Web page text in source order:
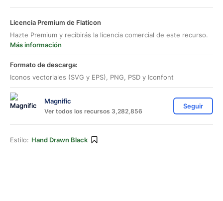
Licencia Premium de Flaticon
Hazte Premium y recibirás la licencia comercial de este recurso.
Más información
Formato de descarga:
Iconos vectoriales (SVG y EPS), PNG, PSD y Iconfont
Magnific
Ver todos los recursos 3,282,856
Seguir
Estilo: Hand Drawn Black